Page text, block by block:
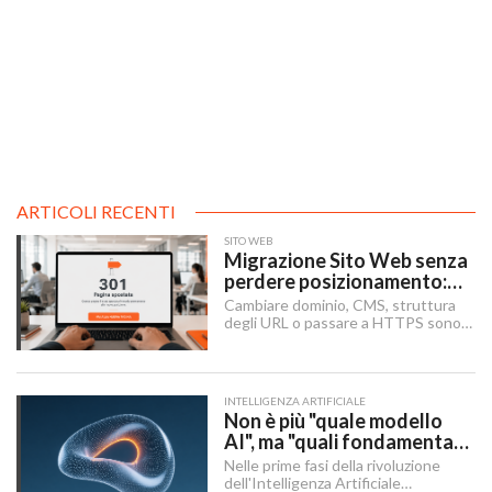
ARTICOLI RECENTI
SITO WEB
Migrazione Sito Web senza
perdere posizionamento:
Redirect 301, URL e
Checklist SEO
Cambiare dominio, CMS, struttura
degli URL o passare a HTTPS sono i
ricerca.
INTELLIGENZA ARTIFICIALE
Non è più "quale modello
AI", ma "quali fondamenta":
dati, infrastruttura,
governance
Nelle prime fasi della rivoluzione
dell'Intelligenza Artificiale